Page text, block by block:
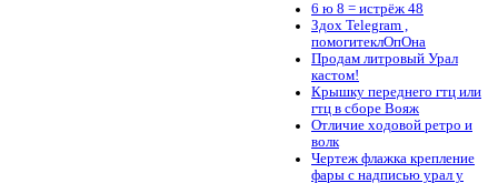
6 ю 8 = истрёж 48
Здох Telegram ,
помогитеклОпОна
Продам литровый Урал
кастом!
Крышку переднего гтц или
гтц в сборе Вояж
Отличие ходовой ретро и
волк
Чертеж флажка крепление
фары с надписью урал у